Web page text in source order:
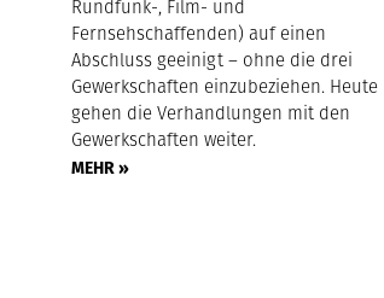
Rundfunk-, Film- und
Fernsehschaffenden) auf einen
Abschluss geeinigt – ohne die drei
Gewerkschaften einzubeziehen. Heute
gehen die Verhandlungen mit den
Gewerkschaften weiter.
MEHR »